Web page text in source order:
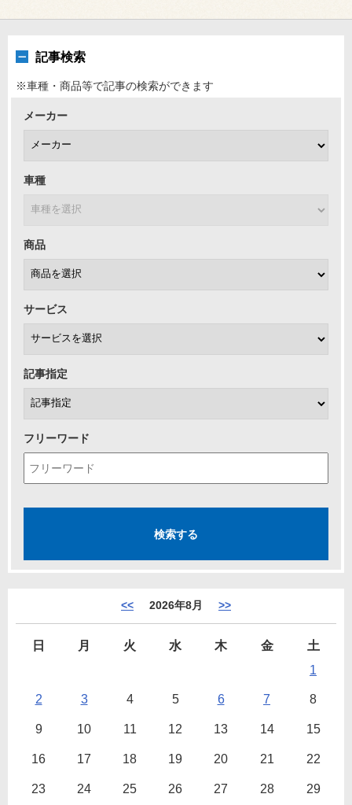
記事検索
※車種・商品等で記事の検索ができます
メーカー
車種
商品
サービス
記事指定
フリーワード
<< 2026年8月 >>
日 月 火 水 木 金
土
1
2 3 4 5 6 7 8
9 10 11 12 13 14 15
16 17 18 19 20 21 22
23 24 25 26 27 28 29